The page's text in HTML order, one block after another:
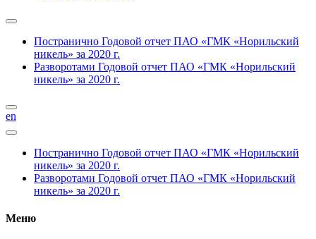
Постранично Годовой отчет ПАО «ГМК «Норильский
никель» за 2020 г.
Разворотами Годовой отчет ПАО «ГМК «Норильский
никель» за 2020 г.
en
Постранично Годовой отчет ПАО «ГМК «Норильский
никель» за 2020 г.
Разворотами Годовой отчет ПАО «ГМК «Норильский
никель» за 2020 г.
Меню